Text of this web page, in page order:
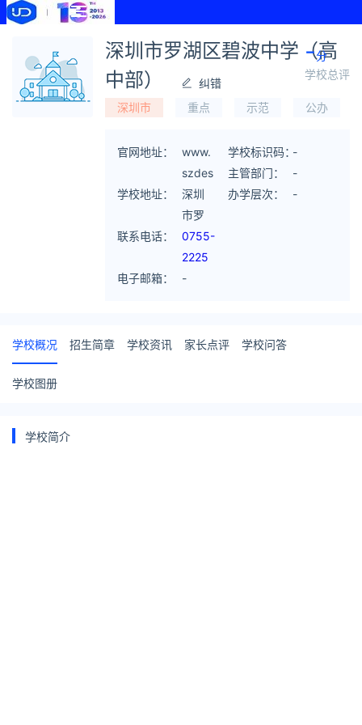
深圳市罗湖区碧波中学（高
中部）
纠错
深圳市
重点 示范 公办
-分
学校总评
官网地址：
www.
szdes
y.com
学校地址：
深圳
市罗
湖区
爱国
路
（高
联系电话：
0755-
2225
3137
电子邮箱： -
学校标识码：-
主管部门：
-
办学层次：
-
学校概况 招生简章 学校资讯 家长点评 学校问答
学校图册
学校简介